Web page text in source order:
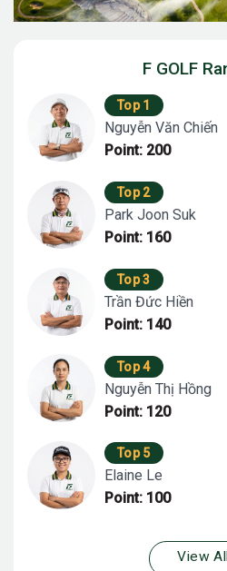
F GOLF
Top 1
Nguyễn Văn Chiến
Point: 200
Top 2
Park Joon Suk
Point: 160
Top 3
Trần Đức Hiền
Point: 140
Top 4
Nguyễn Thị Hồng
Point: 120
Top 5
Elaine Le
Point: 100
View All